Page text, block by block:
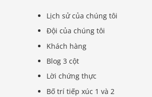
Lịch sử của chúng tôi
Đội của chúng tôi
Khách hàng
Blog 3 cột
Lời chứng thực
Bố trí tiếp xúc 1 và 2